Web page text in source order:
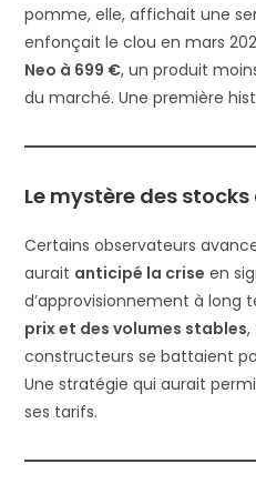
pomme, elle, affichait une
enfonçait le clou en mars
Neo à 699 €, un produit
du marché. Une première
Le mystère des stocks
Certains observateurs
aurait anticipé la crise en
d’approvisionnement à long
prix et des volumes stables,
constructeurs se battaient
Une stratégie qui aurait
ses tarifs.